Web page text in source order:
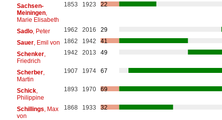
Sachsen-
Meiningen,
Marie Elisabeth
1853 1923 22
Sadlo, Peter 1962 2016
29
Sauer, Emil von 1862 1942
41
Schenker,
Friedrich
1942 2013 49
Scherber,
Martin
1907 1974 67
Schick,
Philippine
1893 1970 69
Schillings , Max
von
1868 1933 32